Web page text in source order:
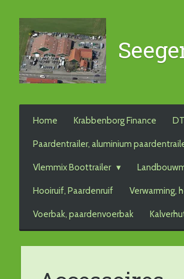
Home Krabbenborg Finance
Paardentrailer, aluminium
Vlemmix Boottrailer
Hooiruif, Paardenruif Verwarming,
Voerbak, paardenvoerbak